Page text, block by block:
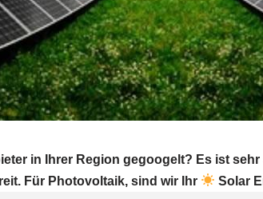
in Ihrer Region gegoogelt? Es ist
Für Photovoltaik, sind wir Ihr Solar